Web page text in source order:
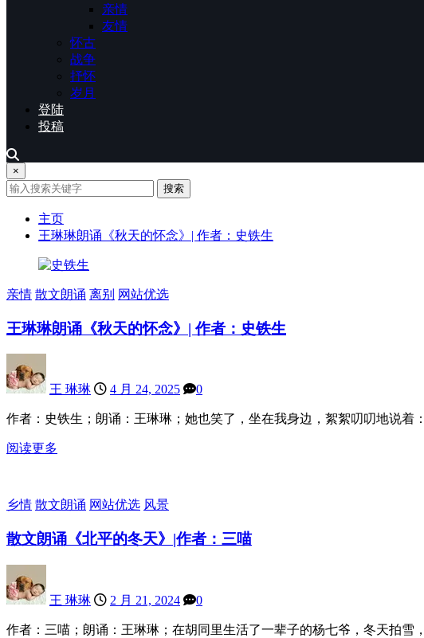
亲情
友情
怀古
战争
抒怀
岁月
登陆
投稿
×
搜索
主页
王琳琳朗诵《秋天的怀念》| 作者：史铁生
亲情 散文朗诵 离别 网站优选
王琳琳朗诵《秋天的怀念》| 作者：史铁生
王 琳琳 4 月 24, 2025 0
作者：史铁生；朗诵：王琳琳；她也笑了，坐在我身边，絮絮叨叨地说着
阅读更多
乡情 散文朗诵 网站优选 风景
散文朗诵《北平的冬天》|作者：三喵
王 琳琳 2 月 21, 2024 0
作者：三喵；朗诵：王琳琳；在胡同里生活了一辈子的杨七爷，冬天拍